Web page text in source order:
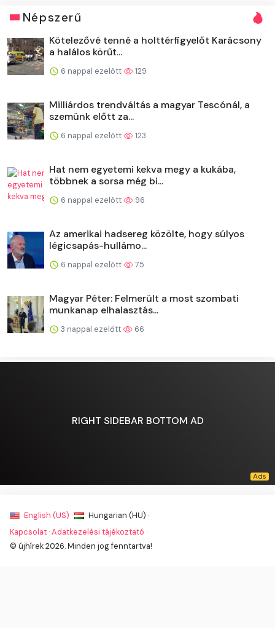
Népszerű
Kötelezővé tenné a holttérfigyelőt Karácsony
a halálos körűt...
6 nappal ezelőtt 129
Milliárdos trendváltás a magyar Tescónál, a
szemünk előtt za...
6 nappal ezelőtt 123
Hat nem egyetemi kekva megy a kukába,
többnek a sorsa még bi...
6 nappal ezelőtt 96
Az amerikai hadsereg közölte, hogy súlyos
légicsapás-hullámo...
6 nappal ezelőtt 75
Magyar Péter: Felmerült a most szombati
munkanap elhalasztás...
3 nappal ezelőtt 66
RIGHT SIDEBAR BOTTOM AD
English (US) ·
Hungarian (HU) ·
Kapcsolat ·Adatkezelési tájékoztató ·
© újhírek 2026. Minden jog fenntartva!